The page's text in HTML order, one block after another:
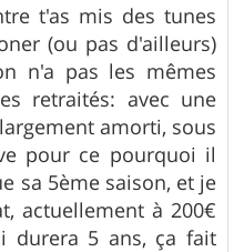
t'as mis des tunes
(ou pas d'ailleurs)
n'a pas les mêmes
retraités: avec une
amorti, sous
pour ce pourquoi il
sa 5ème saison, et je
actuellement à 200€
durera 5 ans, ça fait